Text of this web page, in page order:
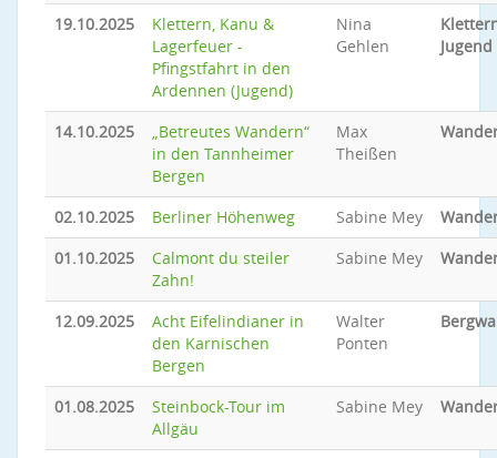
19.10.2025
Klettern, Kanu &
Lagerfeuer -
Pfingstfahrt in den
Ardennen (Jugend)
Nina
Gehlen
Jugend
14.10.2025
„Betreutes Wandern“
in den Tannheimer
Bergen
Max
Theißen
02.10.2025 Berliner Höhenweg Sabine Mey
01.10.2025
Calmont du steiler
Zahn!
Sabine Mey
12.09.2025
Acht Eifelindianer in
den Karnischen
Bergen
Walter
Ponten
01.08.2025
Steinbock-Tour im
Allgäu
Sabine Mey